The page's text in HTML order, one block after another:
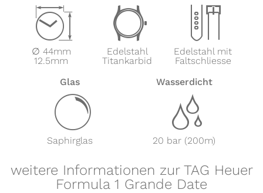
Z
∅ 44mm
12.5mm
w
Edelstahl
Titankarbid
x
Edelstahl mit
Faltschliesse
Glas
y
Saphirglas
Wasserdicht
z
20 bar (200m)
weitere Informationen zur TAG Heuer
Formula 1 Grande Date